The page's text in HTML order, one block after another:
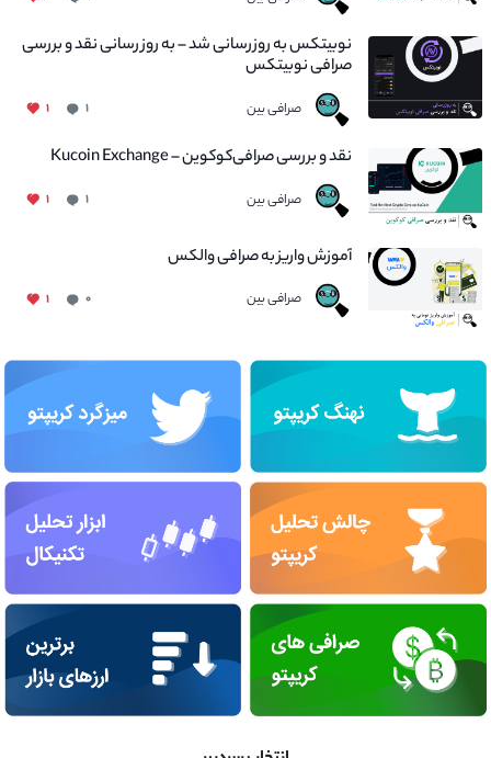
نوبیتکس به روزرسانی شد – به روز رسانی نقد و بررسی
صرافی نوبیتکس
صرافی بین ۱ ۱
نقد و بررسی صرافی‌کوکوین – Kucoin Exchange
صرافی بین ۱ ۱
آموزش واریز به صرافی والکس
صرافی بین ۰ ۱